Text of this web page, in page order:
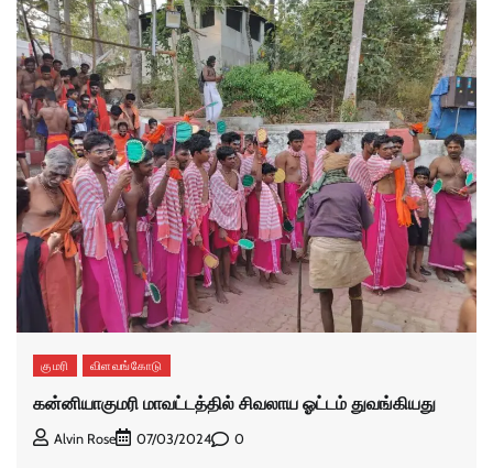
குமரி விளவங்கோடு
கன்னியாகுமரி மாவட்டத்தில் சிவலாய ஓட்டம் துவங்கியது
Alvin Rose 07/03/2024 0